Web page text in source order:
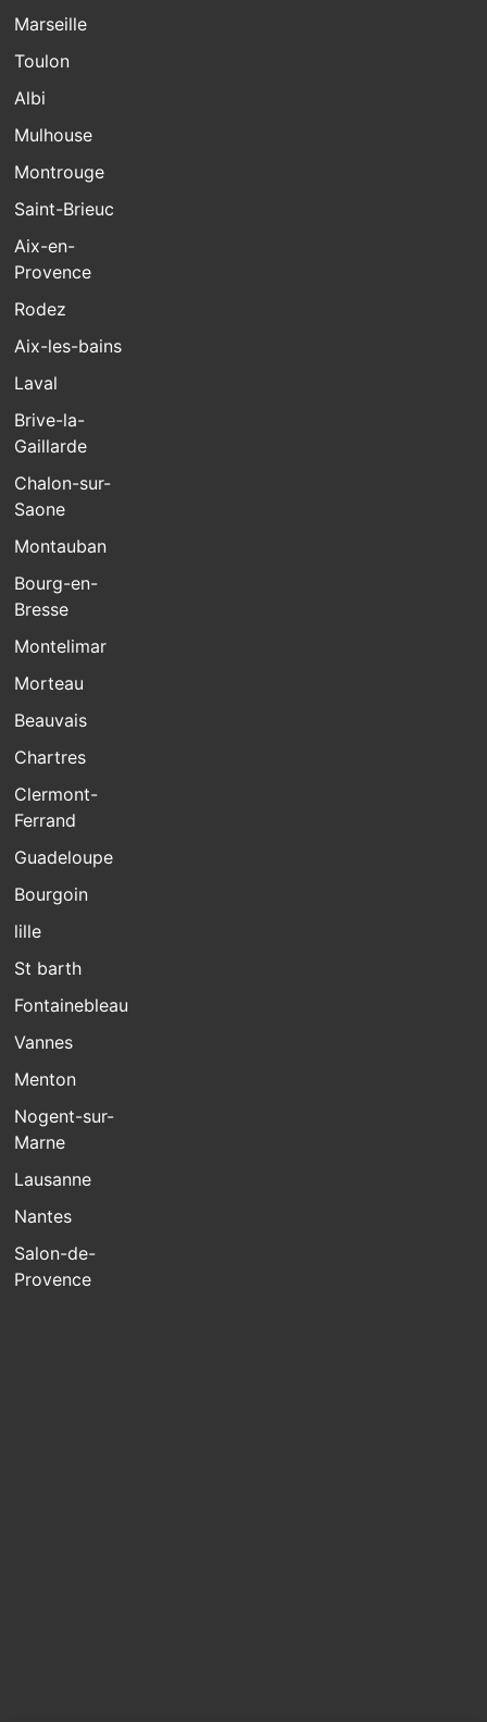
Marseille
Toulon
Albi
Mulhouse
Montrouge
Saint-Brieuc
Aix-en-
Provence
Rodez
Aix-les-bains
Laval
Brive-la-
Gaillarde
Chalon-sur-
Saone
Montauban
Bourg-en-
Bresse
Montelimar
Morteau
Beauvais
Chartres
Clermont-
Ferrand
Guadeloupe
Bourgoin
lille
St barth
Fontainebleau
Vannes
Menton
Nogent-sur-
Marne
Lausanne
Nantes
Salon-de-
Provence